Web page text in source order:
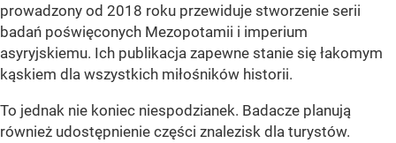
prowadzony od 2018 roku przewiduje stworzenie serii
badań poświęconych Mezopotamii i imperium
asyryjskiemu. Ich publikacja zapewne stanie się łakomym
kąskiem dla wszystkich miłośników historii.
To jednak nie koniec niespodzianek. Badacze planują
również udostępnienie części znalezisk dla turystów.